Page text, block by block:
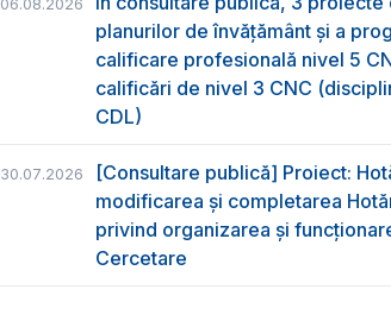
06.08.2026
planurilor de învățământ și a
calificare profesională nivel 5
calificări de nivel 3 CNC
CDL)
30.07.2026
[Consultare publică] Proiect:
modificarea și completarea
privind organizarea şi
Cercetare